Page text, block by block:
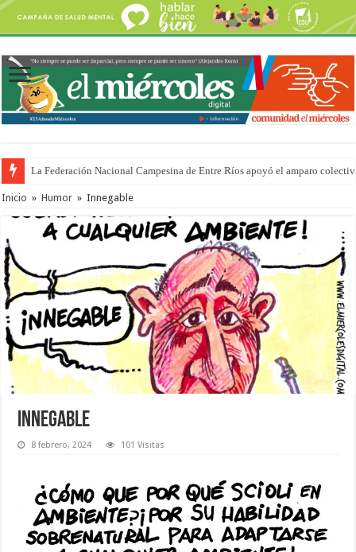
La Federación Nacional Campesina de Entre Ríos apoyó el amparo
Inicio » Humor » Innegable
Innegable
8 febrero, 2024 101 Visitas